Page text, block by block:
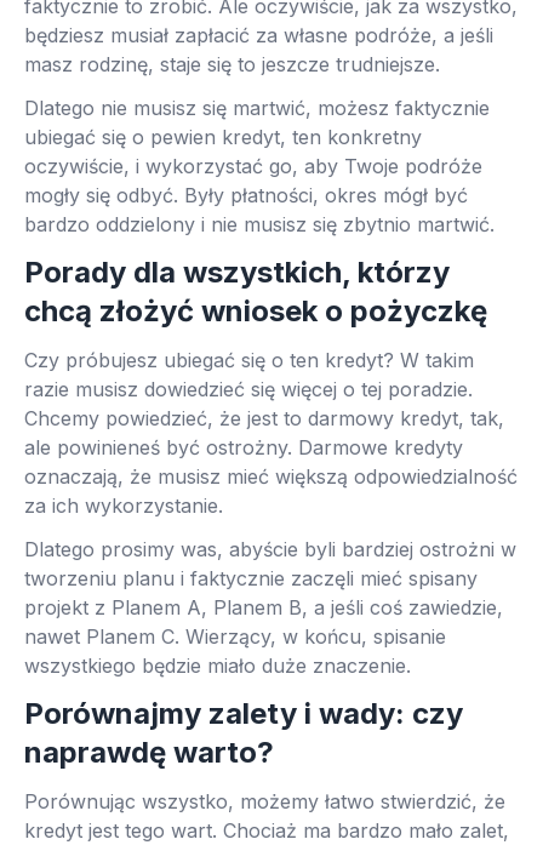
faktycznie to zrobić. Ale oczywiście, jak za wszystko,
będziesz musiał zapłacić za własne podróże, a jeśli
masz rodzinę, staje się to jeszcze trudniejsze.
Dlatego nie musisz się martwić, możesz faktycznie
ubiegać się o pewien kredyt, ten konkretny
oczywiście, i wykorzystać go, aby Twoje podróże
mogły się odbyć. Były płatności, okres mógł być
bardzo oddzielony i nie musisz się zbytnio martwić.
Porady dla wszystkich, którzy
chcą złożyć wniosek o pożyczkę
Czy próbujesz ubiegać się o ten kredyt? W takim
razie musisz dowiedzieć się więcej o tej poradzie.
Chcemy powiedzieć, że jest to darmowy kredyt, tak,
ale powinieneś być ostrożny. Darmowe kredyty
oznaczają, że musisz mieć większą odpowiedzialność
za ich wykorzystanie.
Dlatego prosimy was, abyście byli bardziej ostrożni w
tworzeniu planu i faktycznie zaczęli mieć spisany
projekt z Planem A, Planem B, a jeśli coś zawiedzie,
nawet Planem C. Wierzący, w końcu, spisanie
wszystkiego będzie miało duże znaczenie.
Porównajmy zalety i wady: czy
naprawdę warto?
Porównując wszystko, możemy łatwo stwierdzić, że
kredyt jest tego wart. Chociaż ma bardzo mało zalet,